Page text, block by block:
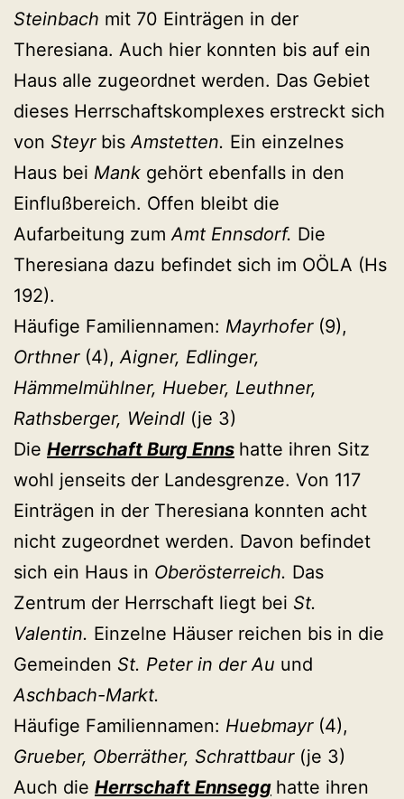
Steinbach mit 70 Einträgen in der
Theresiana. Auch hier konnten bis auf ein
Haus alle zugeordnet werden. Das Gebiet
dieses Herrschaftskomplexes erstreckt sich
von Steyr bisAmstetten. Ein einzelnes
Haus bei Mank gehört ebenfalls in den
Einflußbereich. Offen bleibt die
Aufarbeitung zumAmt Ennsdorf. Die
Theresiana dazu befindet sich im OÖLA (Hs
192).
Häufige Familiennamen: Mayrhofer (9),
Orthner (4),Aigner, Edlinger,
Hämmelmühlner, Hueber, Leuthner,
Rathsberger, Weindl (je 3)
Die Herrschaft Burg Enns hatte ihren Sitz
wohl jenseits der Landesgrenze. Von 117
Einträgen in der Theresiana konnten acht
nicht zugeordnet werden. Davon befindet
sich ein Haus in Oberösterreich. Das
Zentrum der Herrschaft liegt bei St.
Valentin. Einzelne Häuser reichen bis in die
Gemeinden St. Peter in der Au und
Aschbach-Markt.
Häufige Familiennamen: Huebmayr(4),
Grueber, Oberräther, Schrattbaur (je 3)
Auch die Herrschaft Ennsegg hatte ihren